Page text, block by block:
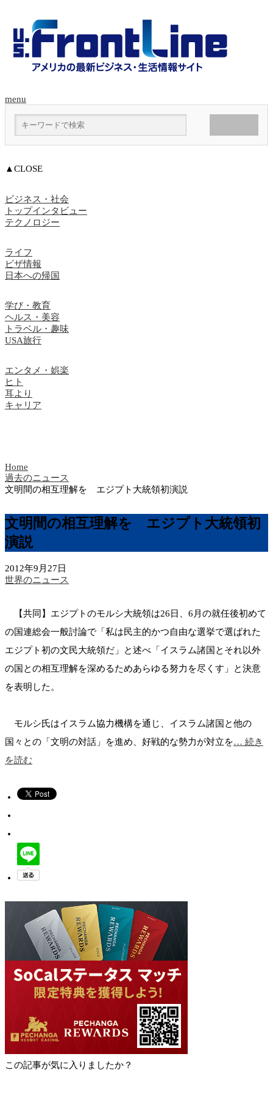
menu
▲CLOSE
ビジネス・社会
トップインタビュー
テクノロジー
ライフ
ビザ情報
日本への帰国
学び・教育
ヘルス・美容
トラベル・趣味
USA旅行
エンタメ・娯楽
ヒト
耳より
キャリア
Home
過去のニュース
文明間の相互理解を エジプト大統領初演説
文明間の相互理解を エジプト大統領初
演説
2012年9月27日
世界のニュース
【共同】エジプトのモルシ大統領は26日、6月の就任後初めて
の国連総会一般討論で「私は民主的かつ自由な選挙で選ばれた
エジプト初の文民大統領だ」と述べ「イスラム諸国とそれ以外
の国との相互理解を深めるためあらゆる努力を尽くす」と決意
を表明した。
モルシ氏はイスラム協力機構を通じ、イスラム諸国と他の
国々との「文明の対話」を進め、好戦的な勢力が対立を… 続き
を読む
この記事が気に入りましたか？